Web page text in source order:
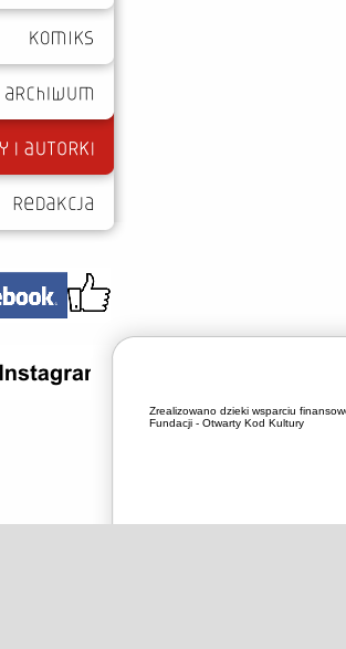
Zrealizowano dzieki wsparciu
Fundacji - Otwarty Kod Kultury